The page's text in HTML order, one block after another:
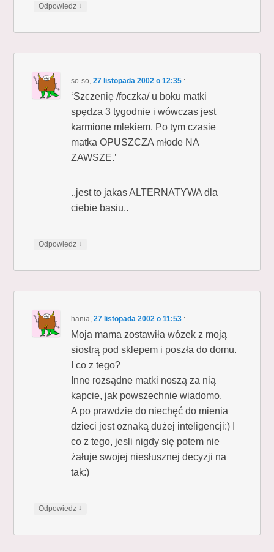
Odpowiedz ↓
so-so,27 listopada 2002 o 12:35 :
‘Szczenię /foczka/ u boku matki
spędza 3 tygodnie i wówczas jest
karmione mlekiem. Po tym czasie
matka OPUSZCZA młode NA
ZAWSZE.’
..jest to jakas ALTERNATYWA dla
ciebie basiu..
Odpowiedz ↓
hania,27 listopada 2002 o 11:53 :
Moja mama zostawiła wózek z moją
siostrą pod sklepem i poszła do domu.
I co z tego?
Inne rozsądne matki noszą za nią
kapcie, jak powszechnie wiadomo.
A po prawdzie do niechęć do mienia
dzieci jest oznaką dużej inteligencji:) I
co z tego, jesli nigdy się potem nie
żałuje swojej niesłusznej decyzji na
tak:)
Odpowiedz ↓